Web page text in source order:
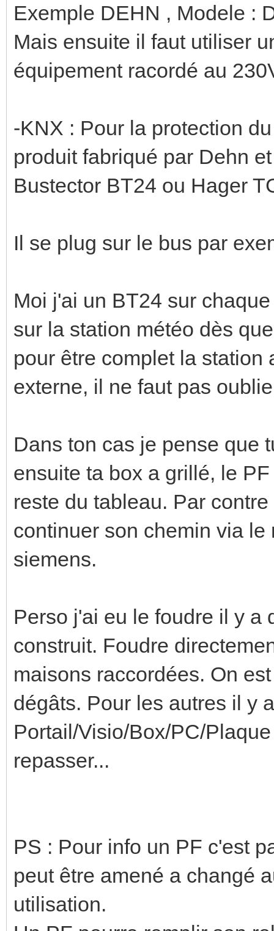
Exemple DEHN , Modele :
Mais ensuite il faut utiliser
équipement racordé au
-KNX : Pour la protection
produit fabriqué par Dehn
Bustector BT24 ou Hager
Il se plug sur le bus par
Moi j'ai un BT24 sur
sur la station météo dès
pour être complet la
externe, il ne faut pas
Dans ton cas je pense que
ensuite ta box a grillé, le
reste du tableau. Par
continuer son chemin via
siemens.
Perso j'ai eu le foudre il y a
construit. Foudre
maisons raccordées. On
dégâts. Pour les autres il y
Portail/Visio/Box/PC/
repasser...
PS : Pour info un PF c'est
peut être amené a changé
utilisation.